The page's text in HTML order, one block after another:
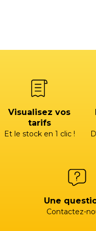
Visualisez vos
tarifs
Et le stock en 1 clic !
Une
Contactez-